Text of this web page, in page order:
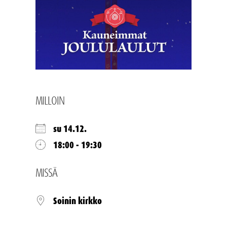
MILLOIN
su 14.12.
18:00 - 19:30
MISSÄ
Soinin kirkko